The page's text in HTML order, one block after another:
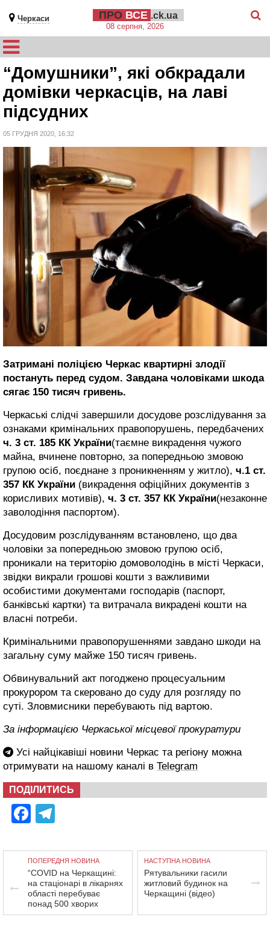
Черкаси ПРО ВСЕ .ck.ua
08 серпня, 2026
“Домушники”, які обкрадали
домівки черкасців, на лаві
підсудних
05 ГРУДНЯ 2020, 16:32
Затримані поліцією Черкас квартирні злодії
постануть перед судом. Завдана чоловіками шкода
сягає 150 тисяч гривень.
Черкаські слідчі завершили досудове розслідування за
ознаками кримінальних правопорушень, передбачених
ч. 3 ст. 185 КК України(таємне викрадення чужого
майна, вчинене повторно, за попередньою змовою
групою осіб, поєднане з проникненням у житло), ч.1 ст.
357 КК України (викрадення офіційних документів з
корисливих мотивів), ч. 3 ст. 357 КК України(незаконне
заволодіння паспортом).
Досудовим розслідуванням встановлено, що два
чоловіки за попередньою змовою групою осіб,
проникали на територію домоволодінь в місті Черкаси,
звідки викрали грошові кошти з важливими
особистими документами господарів (паспорт,
банківські картки) та витрачала викрадені кошти на
власні потреби.
Кримінальними правопорушеннями завдано шкоди на
загальну суму майже 150 тисяч гривень.
Обвинувальний акт погоджено процесуальним
прокурором та скеровано до суду для розгляду по
суті. Зловмисники перебувають під вартою.
За інформацією Черкаської місцевої прокуратури
Усі найцікавіші новини Черкас та регіону можна
отримувати на нашому каналі в Telegram
ПОДІЛИТИСЬ
Facebook
ПОПЕРЕДНЯ НОВИНА
“COVID на Черкащині:
на стаціонарі в лікарнях
області перебуває
понад 500 хворих
НАСТУПНА НОВИНА
Рятувальники гасили
житловий будинок на
Черкащині (відео)